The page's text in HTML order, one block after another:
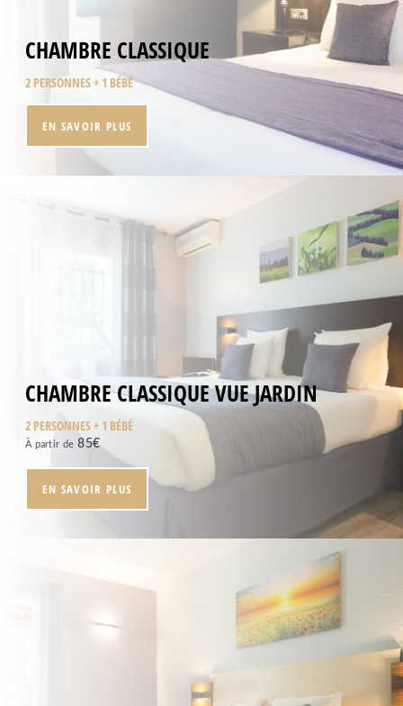
CHAMBRE CLASSIQUE
2 PERSONNES + 1 BÉBÉ
EN SAVOIR PLUS
CHAMBRE CLASSIQUE VUE JARDIN
2 PERSONNES + 1 BÉBÉ
À partir de 85€
EN SAVOIR PLUS